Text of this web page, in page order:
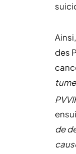
des
de